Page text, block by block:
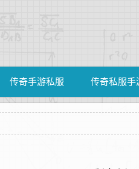
传奇手游私服 传奇私服手